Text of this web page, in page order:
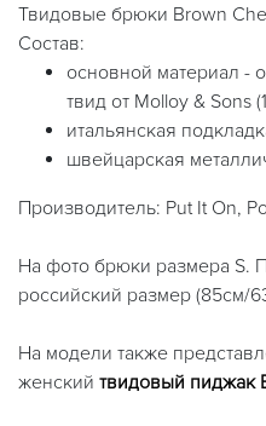
Твидовые брюки Brown
Состав:
основной материал -
твид от Molloy & Sons
итальянская
швейцарская
Производитель: Put It On,
На фото брюки размера S.
российский размер (85см/
На модели также
женский твидовый пиджак